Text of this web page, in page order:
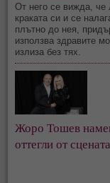
От него се вижда,
краката си и се
плътно до нея,
използва здравите
излиза без тях.
Жоро Тошев
оттегли от